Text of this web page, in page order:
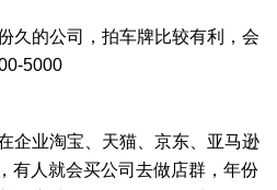
久的公司，拍车牌比较有利，会
5000
企业淘宝、天猫、京东、亚马逊
有人就会买公司去做店群，年份